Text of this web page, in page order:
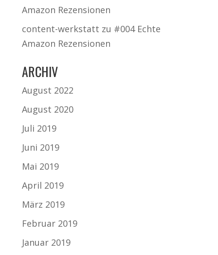
Amazon Rezensionen
content-werkstatt zu #004 Echte
Amazon Rezensionen
ARCHIV
August 2022
August 2020
Juli 2019
Juni 2019
Mai 2019
April 2019
März 2019
Februar 2019
Januar 2019